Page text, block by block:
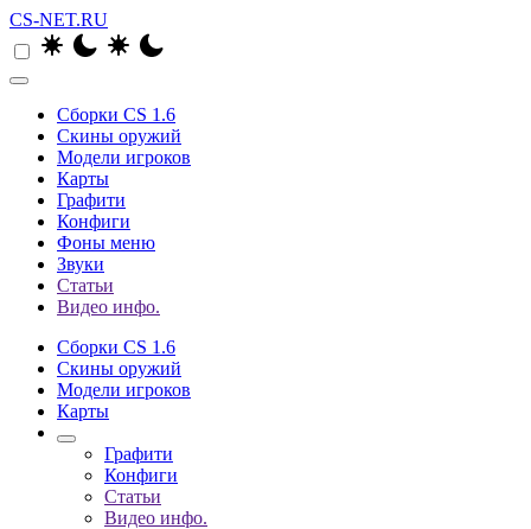
CS-NET.RU
Сборки CS 1.6
Скины оружий
Модели игроков
Карты
Графити
Конфиги
Фоны меню
Звуки
Статьи
Видео инфо.
Сборки CS 1.6
Скины оружий
Модели игроков
Карты
Графити
Конфиги
Статьи
Видео инфо.